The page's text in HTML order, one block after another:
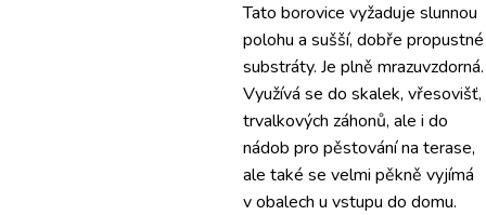
Tato borovice vyžaduje slunnou
polohu a sušší, dobře propustné
substráty. Je plně mrazuvzdorná.
Využívá se do skalek, vřesovišť,
trvalkových záhonů, ale i do
nádob pro pěstování na terase,
ale také se velmi pěkně vyjímá
v obalech u vstupu do domu.